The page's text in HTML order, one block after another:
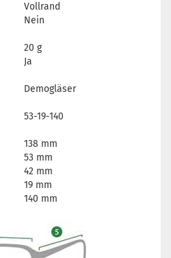
Vollrand
Nein
20 g
Ja
Demogläser
53-19-140
138 mm
53 mm
42 mm
19 mm
140 mm